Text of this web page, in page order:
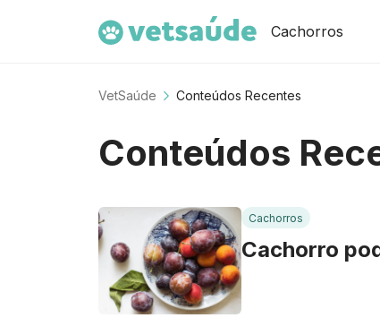
Cachorros
VetSaúde Conteúdos Recentes
Conteúdos
Cachorros
Cachorro